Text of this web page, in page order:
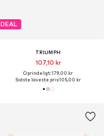
DEAL
TRIUMPH
107,10 kr
Oprindeligt: 179,00 kr
Sidste laveste pris:105,00 kr